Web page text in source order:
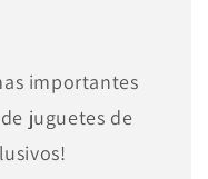
importantes
juguetes de